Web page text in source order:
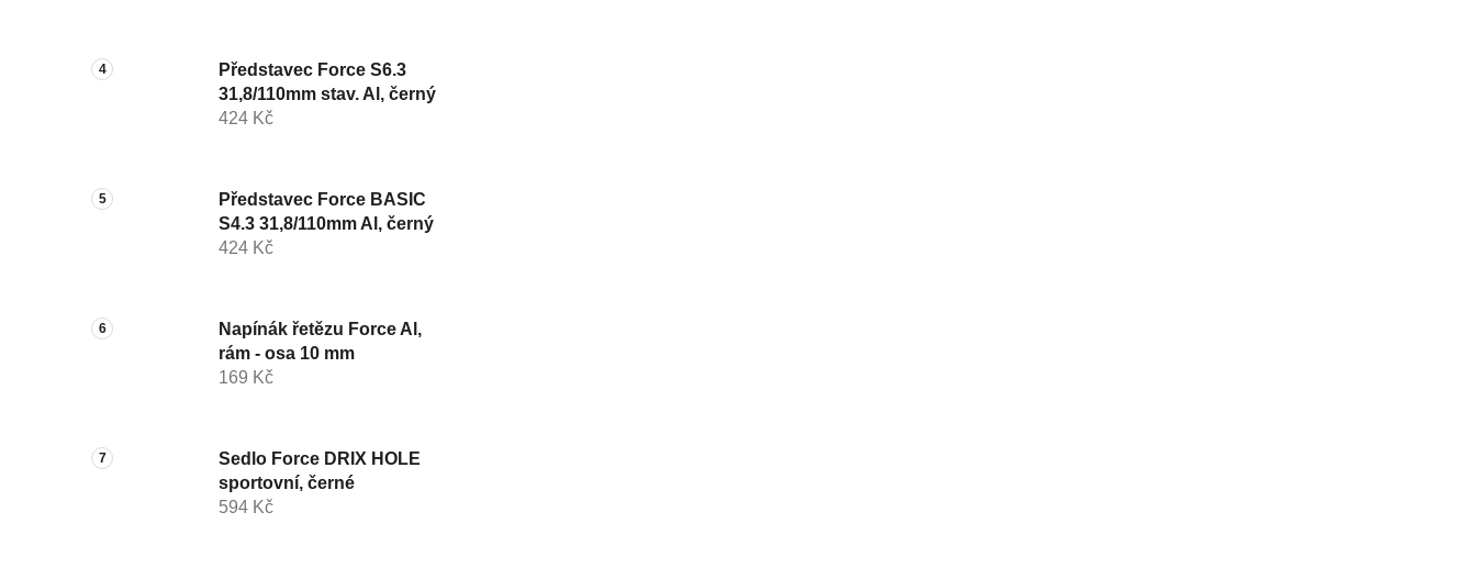
Představec Force S6.3
31,8/110mm stav. Al, černý
424 Kč
Představec Force BASIC
S4.3 31,8/110mm Al, černý
424 Kč
Napínák řetězu Force Al,
rám - osa 10 mm
169 Kč
Sedlo Force DRIX HOLE
sportovní, černé
594 Kč